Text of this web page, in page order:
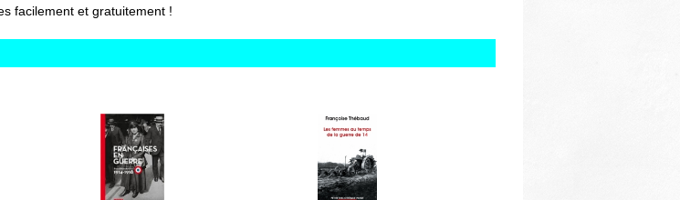
facilement et gratuitement !